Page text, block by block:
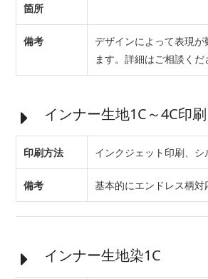
箇所
備考
デザインによって表現
ます。詳細はご相談くだ
インナー生地1C～4C印刷
印刷方法 インクジェット印刷、シ
備考 基本的にエンドレス柄対
インナー生地染1C